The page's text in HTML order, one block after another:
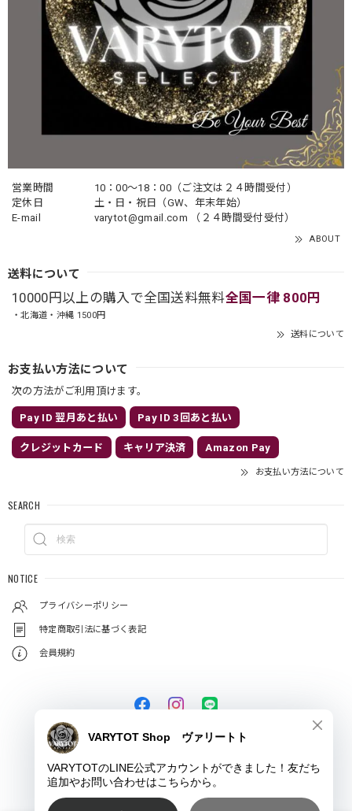
営業時間
10：00〜18：00（ご注文は２４時間受付）
定休日
土・日・祝日（GW、年末年始）
E-mail
varytot@gmail.com （２４時間受付受付）
ABOUT
送料について
10000円以上の購入で全国送料無料全国一律 800円
・北海道・沖縄 1500円
送料について
お支払い方法について
次の方法がご利用頂けます。
Pay ID 翌月あと払い Pay ID 3回あと払い
クレジットカード キャリア決済 Amazon Pay
お支払い方法について
SEARCH
NOTICE
プライバシーポリシー
特定商取引法に基づく表記
会員規約